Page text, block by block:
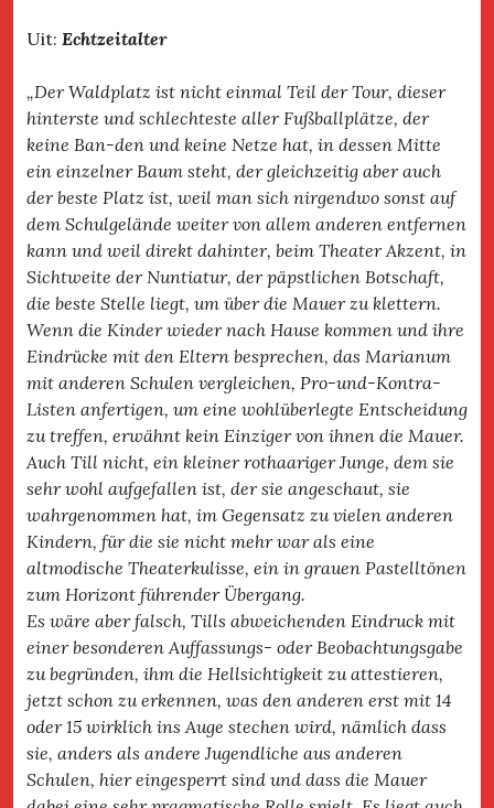
Uit: Echtzeitalter
„Der Waldplatz ist nicht einmal Teil der Tour, dieser
hinterste und schlechteste aller Fußballplätze, der
keine Ban-den und keine Netze hat, in dessen Mitte
ein einzelner Baum steht, der gleichzeitig aber auch
der beste Platz ist, weil man sich nirgendwo sonst auf
dem Schulgelände weiter von allem anderen entfernen
kann und weil direkt dahinter, beim Theater Akzent, in
Sichtweite der Nuntiatur, der päpstlichen Botschaft,
die beste Stelle liegt, um über die Mauer zu klettern.
Wenn die Kinder wieder nach Hause kommen und ihre
Eindrücke mit den Eltern besprechen, das Marianum
mit anderen Schulen vergleichen, Pro-und-Kontra-
Listen anfertigen, um eine wohlüberlegte Entscheidung
zu treffen, erwähnt kein Einziger von ihnen die Mauer.
Auch Till nicht, ein kleiner rothaariger Junge, dem sie
sehr wohl aufgefallen ist, der sie angeschaut, sie
wahrgenommen hat, im Gegensatz zu vielen anderen
Kindern, für die sie nicht mehr war als eine
altmodische Theaterkulisse, ein in grauen Pastelltönen
zum Horizont führender Übergang.
Es wäre aber falsch, Tills abweichenden Eindruck mit
einer besonderen Auffassungs- oder Beobachtungsgabe
zu begründen, ihm die Hellsichtigkeit zu attestieren,
jetzt schon zu erkennen, was den anderen erst mit 14
oder 15 wirklich ins Auge stechen wird, nämlich dass
sie, anders als andere Jugendliche aus anderen
Schulen, hier eingesperrt sind und dass die Mauer